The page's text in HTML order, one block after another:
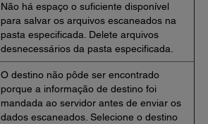
Não há espaço o suficiente disponível
para salvar os arquivos escaneados na
pasta especificada. Delete arquivos
desnecessários da pasta especificada.
O destino não pôde ser encontrado
porque a informação de destino foi
mandada ao servidor antes de enviar os
dados escaneados. Selecione o destino